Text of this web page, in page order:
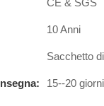
10 Anni
Sacchetto
15--20